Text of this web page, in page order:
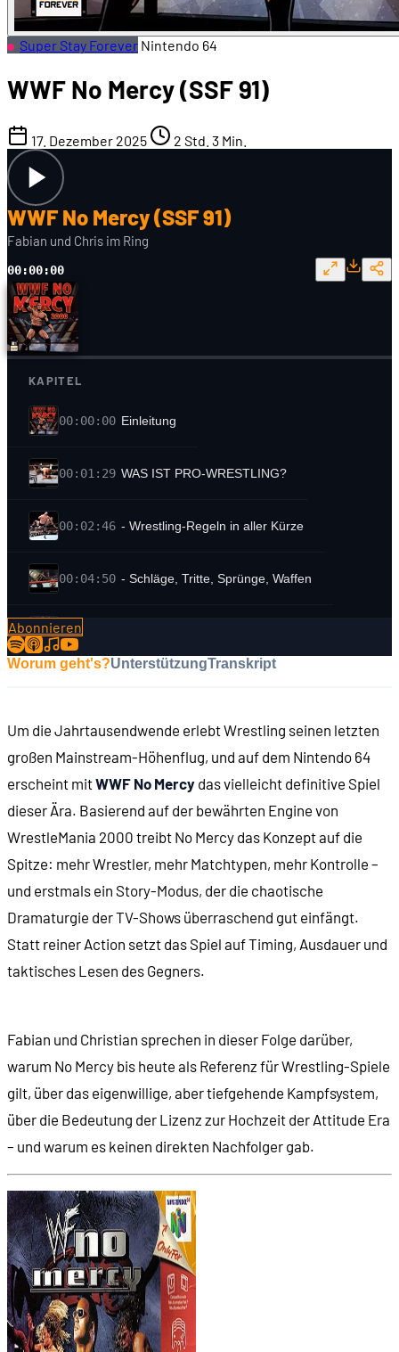
Super Stay Forever Nintendo 64
WWF No Mercy (SSF 91)
17. Dezember 2025 2 Std. 3 Min.
WWF No Mercy (SSF 91)
Fabian und Chris im Ring
00:00:00
KAPITEL
00:00:00 Einleitung
00:01:29 WAS IST PRO-WRESTLING?
00:02:46 - Wrestling-Regeln in aller Kürze
00:04:50 - Schläge, Tritte, Sprünge, Waffen
00:07:34
00:11:54 - Die Familie McMahon
00:14:09 FRÜHERE WRESTLING-SPIELE
00:14:52 - Das erste Wrestling-Spiel: Big Pro Wrestling
00:15:00 - Tekmo World Wrestling (1989)
00:15:45 - WWF Superstars (1991)
- Wrestlemania Arcade Game (1995
00:21:34 ENTSTEHUNGSGESCHICHTE
00:22:40 - Die AKI Corporation und Shuji Yoshida
00:25:04 - Fire Pro Wrestling
00:26:08 - Virtual Pro Wrestling (1996)
00:27:10 - Toukon Retsuden (1995)
Abonnieren
Worum geht's?UnterstützungTranskript
Um die Jahrtausendwende erlebt Wrestling seinen letzten
großen Mainstream-Höhenflug, und auf dem Nintendo 64
erscheint mitWWF No Mercy das vielleicht definitive Spiel
dieser Ära. Basierend auf der bewährten Engine von
WrestleMania 2000 treibt No Mercy das Konzept auf die
Spitze: mehr Wrestler, mehr Matchtypen, mehr Kontrolle –
und erstmals ein Story-Modus, der die chaotische
Dramaturgie der TV-Shows überraschend gut einfängt.
Statt reiner Action setzt das Spiel auf Timing, Ausdauer und
taktisches Lesen des Gegners.
Fabian und Christian sprechen in dieser Folge darüber,
warum No Mercy bis heute als Referenz für Wrestling-Spiele
gilt, über das eigenwillige, aber tiefgehende Kampfsystem,
über die Bedeutung der Lizenz zur Hochzeit der Attitude Era
– und warum es keinen direkten Nachfolger gab.